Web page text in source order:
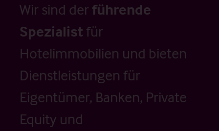
Wir sind der führende
Spezialistfür
Hotelimmobilien und bieten
Dienstleistungen für
Eigentümer, Banken, Private
Equity und